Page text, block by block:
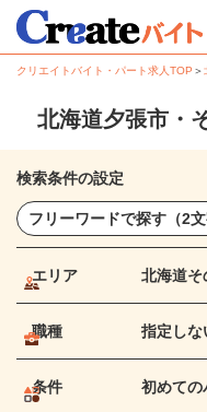
クリエイトバイト・パート求人TOP ＞
北海道夕張市・
検索条件の設定
エリア 北海道そ
職種 指定しな
条件 初めての